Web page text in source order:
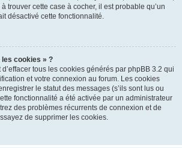
trouver cette case à cocher, il est probable qu’un
désactivé cette fonctionnalité.
cookies » ?
tous les cookies générés par phpBB 3.2 qui
et votre connexion au forum. Les cookies
le statut des messages (s’ils sont lus ou
fonctionnalité a été activée par un administrateur
des problèmes récurrents de connexion et de
de supprimer les cookies.